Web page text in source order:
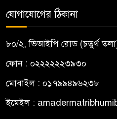
যোগাযোগের ঠিকানা
৮০/২, ভিআইপি রোড (চতুর্থ
ফোন : ০২২২২২২৩৯৩০
মোবাইল : ০১৭৯৯৪৯৬২৩৮
ইমেইল :